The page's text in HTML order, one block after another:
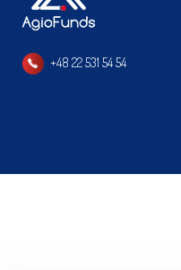
+48 22 531 54 54